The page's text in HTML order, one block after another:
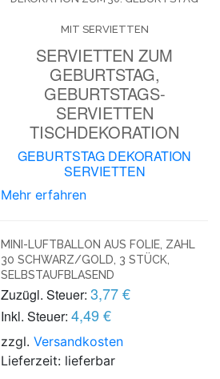
MIT SERVIETTEN
SERVIETTEN ZUM
GEBURTSTAG,
GEBURTSTAGS-
SERVIETTEN
TISCHDEKORATION
GEBURTSTAG DEKORATION
SERVIETTEN
Mehr erfahren
MINI-LUFTBALLON AUS FOLIE, ZAHL
30 SCHWARZ/GOLD, 3 STÜCK,
SELBSTAUFBLASEND
Zuzügl. Steuer: 3,77 €
Inkl. Steuer: 4,49 €
zzgl.Versandkosten
Lieferzeit: lieferbar